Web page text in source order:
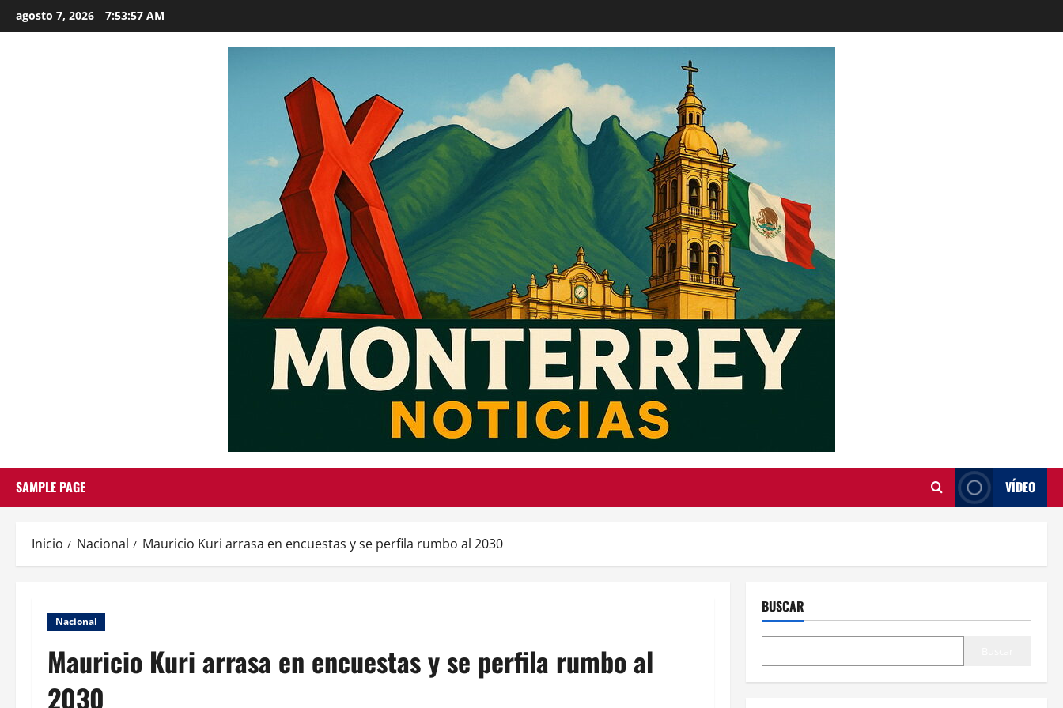
al
agosto 7, 2026 7:53:59 AM
SAMPLE PAGE VÍDEO
Inicio Nacional Mauricio Kuri arrasa en encuestas y se perfila rumbo al 2030
Nacional
Mauricio Kuri arrasa en encuestas y se perfila rumbo al
2030
BUSCAR